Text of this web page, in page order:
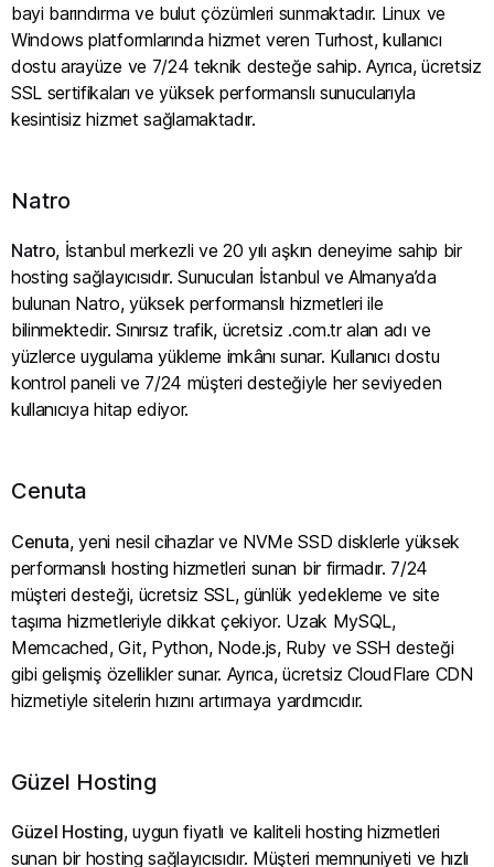
bayi barındırma ve bulut çözümleri sunmaktadır. Linux ve
Windows platformlarında hizmet veren Turhost, kullanıcı
dostu arayüze ve 7/24 teknik desteğe sahip. Ayrıca, ücretsiz
SSL sertifikaları ve yüksek performanslı sunucularıyla
kesintisiz hizmet sağlamaktadır.
Natro
Natro, İstanbul merkezli ve 20 yılı aşkın deneyime sahip bir
hosting sağlayıcısıdır. Sunucuları İstanbul ve Almanya’da
bulunan Natro, yüksek performanslı hizmetleri ile
bilinmektedir. Sınırsız trafik, ücretsiz .com.tr alan adı ve
yüzlerce uygulama yükleme imkânı sunar. Kullanıcı dostu
kontrol paneli ve 7/24 müşteri desteğiyle her seviyeden
kullanıcıya hitap ediyor.
Cenuta
Cenuta, yeni nesil cihazlar ve NVMe SSD disklerle yüksek
performanslı hosting hizmetleri sunan bir firmadır. 7/24
müşteri desteği, ücretsiz SSL, günlük yedekleme ve site
taşıma hizmetleriyle dikkat çekiyor. Uzak MySQL,
Memcached, Git, Python, Node.js, Ruby ve SSH desteği
gibi gelişmiş özellikler sunar. Ayrıca, ücretsiz CloudFlare CDN
hizmetiyle sitelerin hızını artırmaya yardımcıdır.
Güzel Hosting
Güzel Hosting, uygun fiyatlı ve kaliteli hosting hizmetleri
sunan bir hosting sağlayıcısıdır. Müşteri memnuniyeti ve hızlı